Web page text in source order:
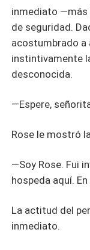
inmediato —más
de seguridad.
acostumbrado a
instintivamente
desconocida.
—Espere,
Rose le mostró
—Soy Rose. Fui
hospeda aquí.
La actitud del
inmediato.